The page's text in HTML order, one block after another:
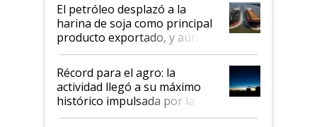
El petróleo desplazó a la
harina de soja como principal
producto exportado, y aún así
el agro aportó casi seis de cada
diez dólares y sostuvo el
liderazgo en un semestre
récord
Récord para el agro: la
actividad llegó a su máximo
histórico impulsada por la
cosecha y las exportaciones